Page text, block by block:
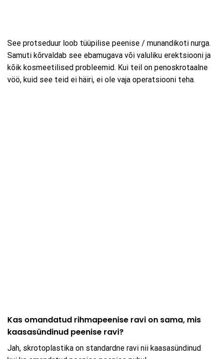
See protseduur loob tüüpilise peenise / munandikoti nurga.
Samuti kõrvaldab see ebamugava või valuliku erektsiooni ja
kõik kosmeetilised probleemid. Kui teil on penoskrotaalne
vöö, kuid see teid ei häiri, ei ole vaja operatsiooni teha.
Kas omandatud rihmapeenise ravi on sama, mis
kaasasündinud peenise ravi?
Jah, skrotoplastika on standardne ravi nii kaasasündinud